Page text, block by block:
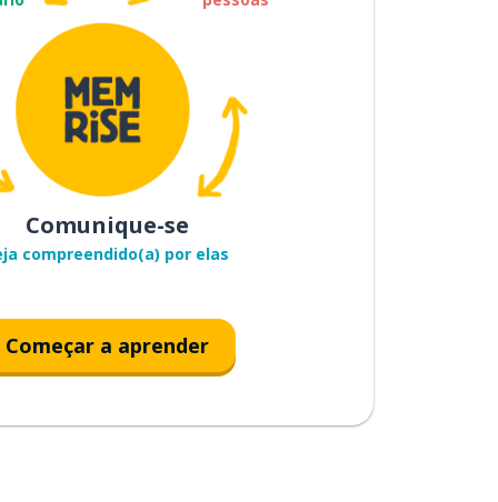
Comunique-se
compreendido(a) por elas
Começar a aprender